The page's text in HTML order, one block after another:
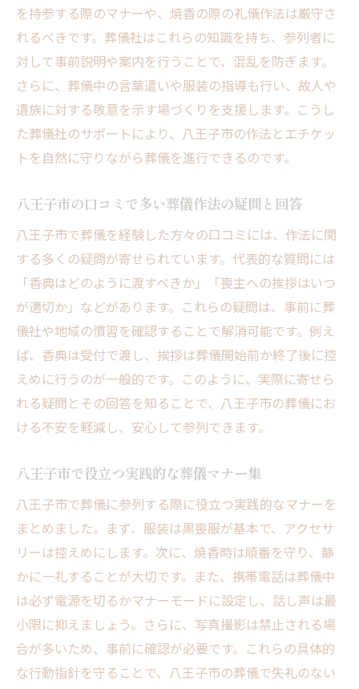
を持参する際のマナーや、焼香の際の礼儀作法は厳守さ
れるべきです。葬儀社はこれらの知識を持ち、参列者に
対して事前説明や案内を行うことで、混乱を防ぎます。
さらに、葬儀中の言葉遣いや服装の指導も行い、故人や
遺族に対する敬意を示す場づくりを支援します。こうし
た葬儀社のサポートにより、八王子市の作法とエチケッ
トを自然に守りながら葬儀を進行できるのです。
八王子市の口コミで多い葬儀作法の疑問と回答
八王子市で葬儀を経験した方々の口コミには、作法に関
する多くの疑問が寄せられています。代表的な質問には
「香典はどのように渡すべきか」「喪主への挨拶はいつ
が適切か」などがあります。これらの疑問は、事前に葬
儀社や地域の慣習を確認することで解消可能です。例え
ば、香典は受付で渡し、挨拶は葬儀開始前か終了後に控
えめに行うのが一般的です。このように、実際に寄せら
れる疑問とその回答を知ることで、八王子市の葬儀にお
ける不安を軽減し、安心して参列できます。
八王子市で役立つ実践的な葬儀マナー集
八王子市で葬儀に参列する際に役立つ実践的なマナーを
まとめました。まず、服装は黒喪服が基本で、アクセサ
リーは控えめにします。次に、焼香時は順番を守り、静
かに一礼することが大切です。また、携帯電話は葬儀中
は必ず電源を切るかマナーモードに設定し、話し声は最
小限に抑えましょう。さらに、写真撮影は禁止される場
合が多いため、事前に確認が必要です。これらの具体的
な行動指針を守ることで、八王子市の葬儀で失礼のない